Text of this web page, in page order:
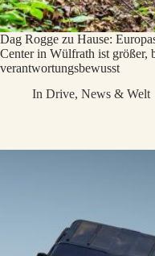
Dag Rogge zu Hause:
Center in Wülfrath ist größer,
verantwortungsbewusst
In Drive,News & Welt